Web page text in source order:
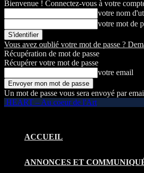
Bienvenue ! Connectez-vous à votre
votre nom
votre mot de
Vous avez oublié votre mot de passe ?
Récupération de mot de passe
Récupérer votre mot de passe
votre email
Un mot de passe vous sera envoyé par
HEART – Au coeur de l'Art
ACCUEIL
ANNONCES ET